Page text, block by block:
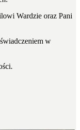
Wardzie oraz Pani
w